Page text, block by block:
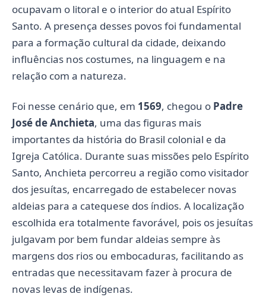
ocupavam o litoral e o interior do atual Espírito
Santo. A presença desses povos foi fundamental
para a formação cultural da cidade, deixando
influências nos costumes, na linguagem e na
relação com a natureza.
Foi nesse cenário que, em 1569, chegou o Padre
José de Anchieta, uma das figuras mais
importantes da história do Brasil colonial e da
Igreja Católica. Durante suas missões pelo Espírito
Santo, Anchieta percorreu a região como visitador
dos jesuítas, encarregado de estabelecer novas
aldeias para a catequese dos índios. A localização
escolhida era totalmente favorável, pois os jesuítas
julgavam por bem fundar aldeias sempre às
margens dos rios ou embocaduras, facilitando as
entradas que necessitavam fazer à procura de
novas levas de indígenas.